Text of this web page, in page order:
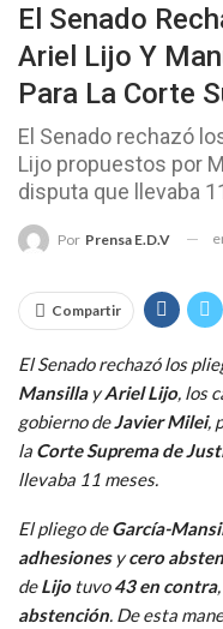
El Senado
Ariel Lijo Y
Para La Corte
El Senado rechazó
Lijo propuestos por
disputa que llevaba
Por Prensa E.D.V
Compartir
El Senado rechazó los
MansillayAriel Lijo, los
gobierno deJavier Milei,
la Corte Suprema de
llevaba 11 meses.
El pliego deGarcía-
adhesionesycero
deLijotuvo43 en contra,
abstención. De esta